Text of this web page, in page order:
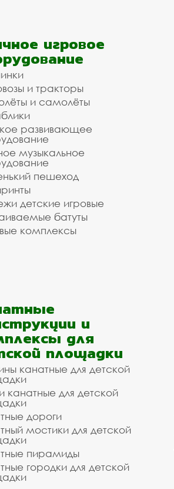
игровое
и тракторы
и самолёты
развивающее
музыкальное
пешеход
детские игровые
батуты
комплексы
и
для
площадки
канатные для детской
канатные для детской
дороги
мостики для детской
пирамиды
городки для детской